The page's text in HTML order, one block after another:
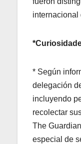
internacional
* Según
delegación
incluyendo
recolectar
The
especial de